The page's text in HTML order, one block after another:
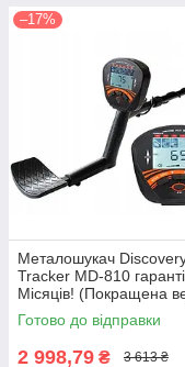
–17%
Металошукач
Tracker MD-810
Місяців! (Покращена
2026 року)
Готово до відправки
2 998,79 ₴ 3 613 ₴